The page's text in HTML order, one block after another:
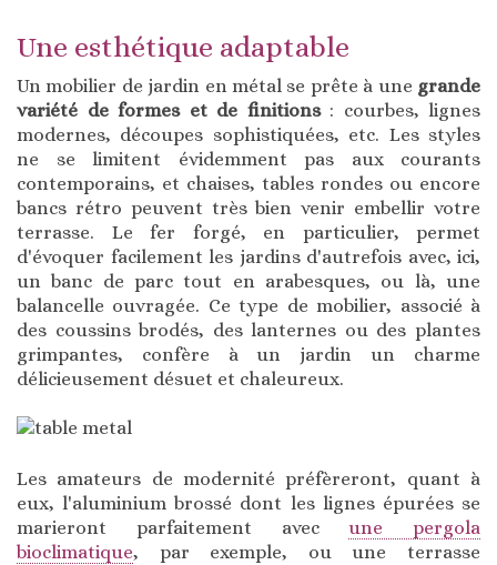
Une esthétique adaptable
Un mobilier de jardin en métal se prête à une grande
variété de formes et de finitions: courbes, lignes
modernes, découpes sophistiquées, etc. Les styles
ne se limitent évidemment pas aux courants
contemporains, et chaises, tables rondes ou encore
bancs rétro peuvent très bien venir embellir votre
terrasse. Le fer forgé, en particulier, permet
d'évoquer facilement les jardins d'autrefois avec, ici,
un banc de parc tout en arabesques, ou là, une
balancelle ouvragée. Ce type de mobilier, associé à
des coussins brodés, des lanternes ou des plantes
grimpantes, confère à un jardin un charme
délicieusement désuet et chaleureux.
Les amateurs de modernité préfèreront, quant à
eux, l'aluminium brossé dont les lignes épurées se
marieront parfaitement avecune pergola
bioclimatique, par exemple, ou une terrasse